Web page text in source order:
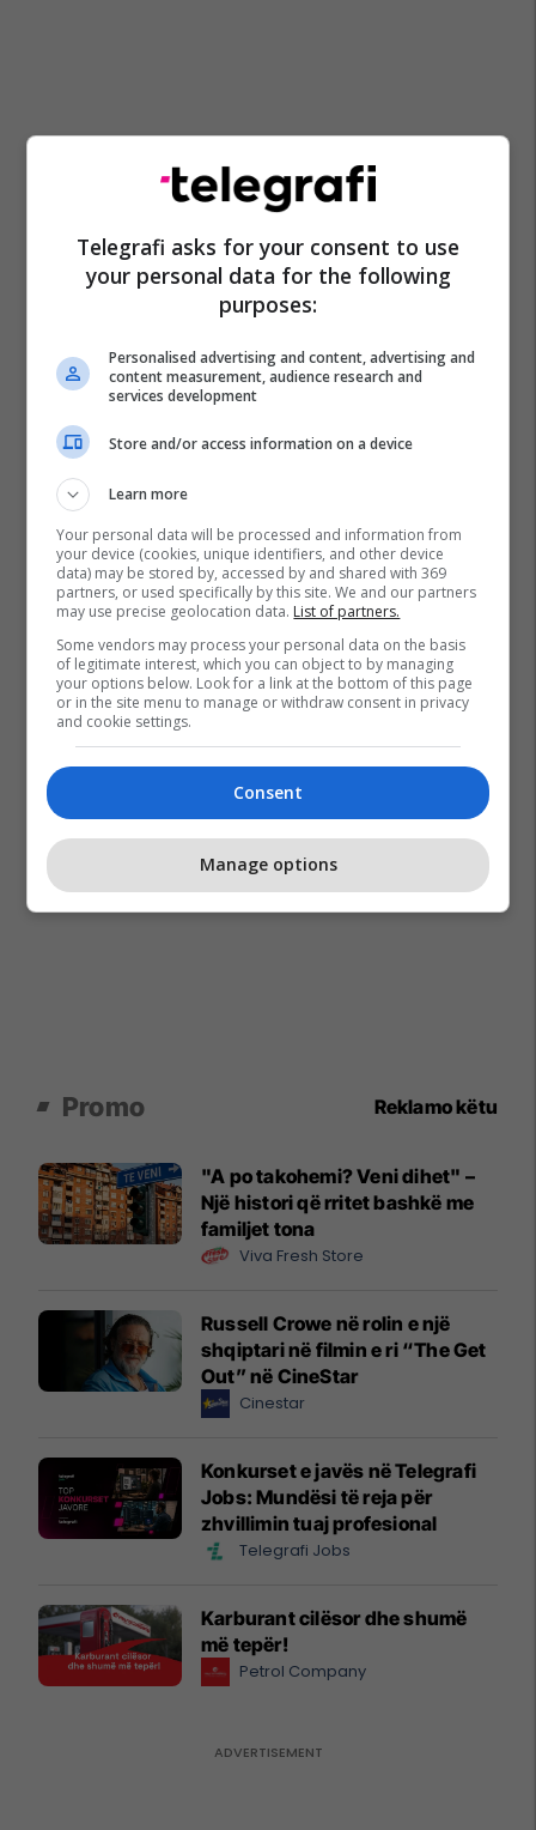
Premier League Ben White Transferimet
Everton
Promo Reklamo këtu
"A po takohemi? Veni dihet" –
Një histori që rritet bashkë me
familjet tona
Viva Fresh Store
Russell Crowe në rolin e një
shqiptari në filmin e ri “The Get
Out” në CineStar
Cinestar
Konkurset e javës në Telegrafi
Jobs: Mundësi të reja për
zhvillimin tuaj profesional
Telegrafi Jobs
Karburant cilësor dhe shumë
më tepër!
Petrol Company
Telegrafi asks for your consent to use
your personal data for the following
purposes:
Personalised advertising and content, advertising and
content measurement, audience research and
services development
Store and/or access information on a device
Learn more
Your personal data will be processed and information from
your device (cookies, unique identifiers, and other device
data) may be stored by, accessed by and shared with 369
partners, or used specifically by this site. We and our partners
may use precise geolocation data. List of partners.
Some vendors may process your personal data on the basis
of legitimate interest, which you can object to by managing
your options below. Look for a link at the bottom of this page
or in the site menu to manage or withdraw consent in privacy
and cookie settings.
Consent
Manage options